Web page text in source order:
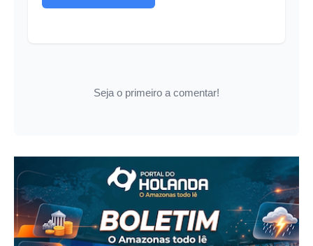
Seja o primeiro a comentar!